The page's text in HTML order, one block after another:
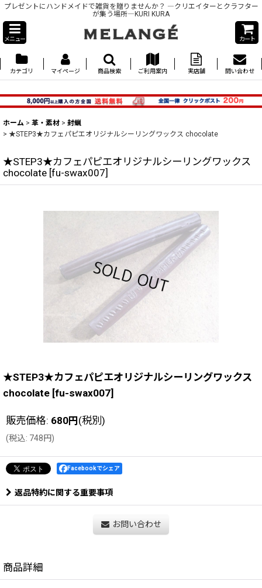
プレゼントにハンドメイドで雑貨を贈りませんか？ ―クリエイターとクラフター
が集う場所―KURI KURA
メニュー カート
カテゴリ マイページ 商品検索 ご利用案内 実店舗 問い合わせ
ホーム > 革・素材 > 封蝋
> ★STEP3★カフェパピエオリジナルシーリングワックス chocolate
★STEP3★カフェパピエオリジナルシーリングワックス
chocolate [fu-swax007]
★STEP3★カフェパピエオリジナルシーリングワックス
chocolate [fu-swax007]
販売価格: 680円(税別)
(税込: 748円)
Facebookでシェア
返品特約に関する重要事項
お問い合わせ
商品詳細